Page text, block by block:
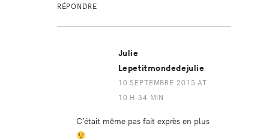
RÉPONDRE
Julie
Lepetitmondedejulie
10 SEPTEMBRE 2015 AT
10 H 34 MIN
C’était même pas fait exprès en plus